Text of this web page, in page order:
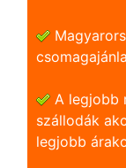
A legjobb
szállodák
legjobb